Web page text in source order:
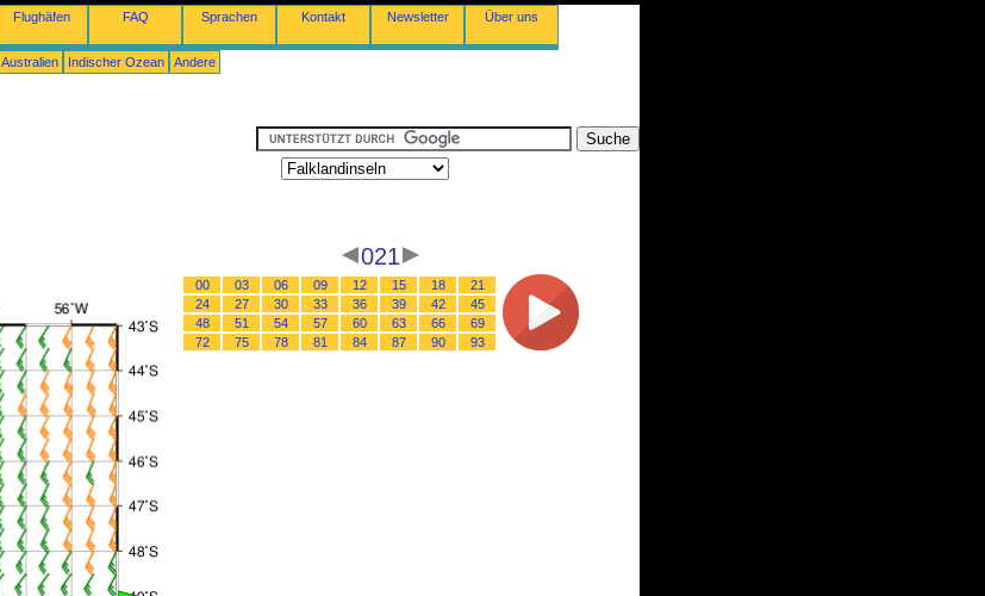
Flughäfen FAQ Sprachen Kontakt Newsletter Über uns
Australien Indischer Ozean Andere
021
00 03 06 09 12 15 18
21
24
27 30 33 36 39 42
45
48
51 54 57 60 63 66
69
72
75 78 81 84 87 90 93